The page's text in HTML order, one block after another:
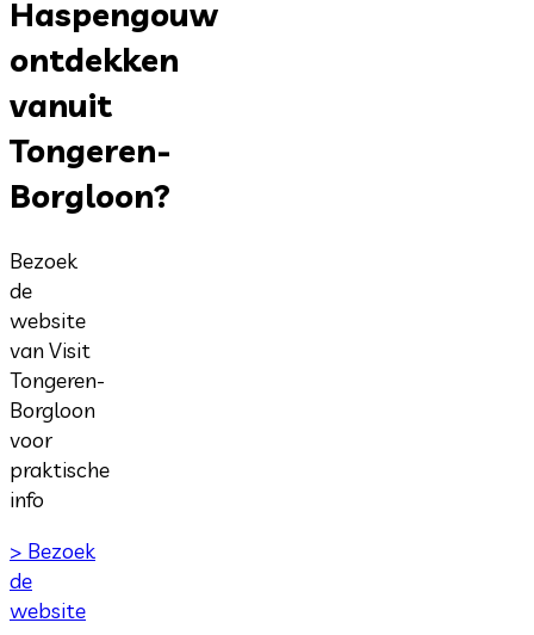
Haspengouw
ontdekken
vanuit
Tongeren-
Borgloon?
Bezoek
de
website
van Visit
Tongeren-
Borgloon
voor
praktische
info
> Bezoek
de
website